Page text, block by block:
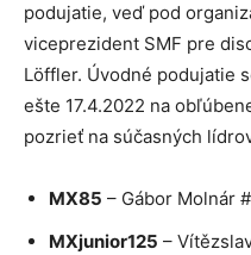
podujatie, veď pod
viceprezident SMF pre
Löffler. Úvodné podujatie
ešte 17.4.2022 na
pozrieť na súčasných
MX85 – Gábor Molnár
MXjunior125 –